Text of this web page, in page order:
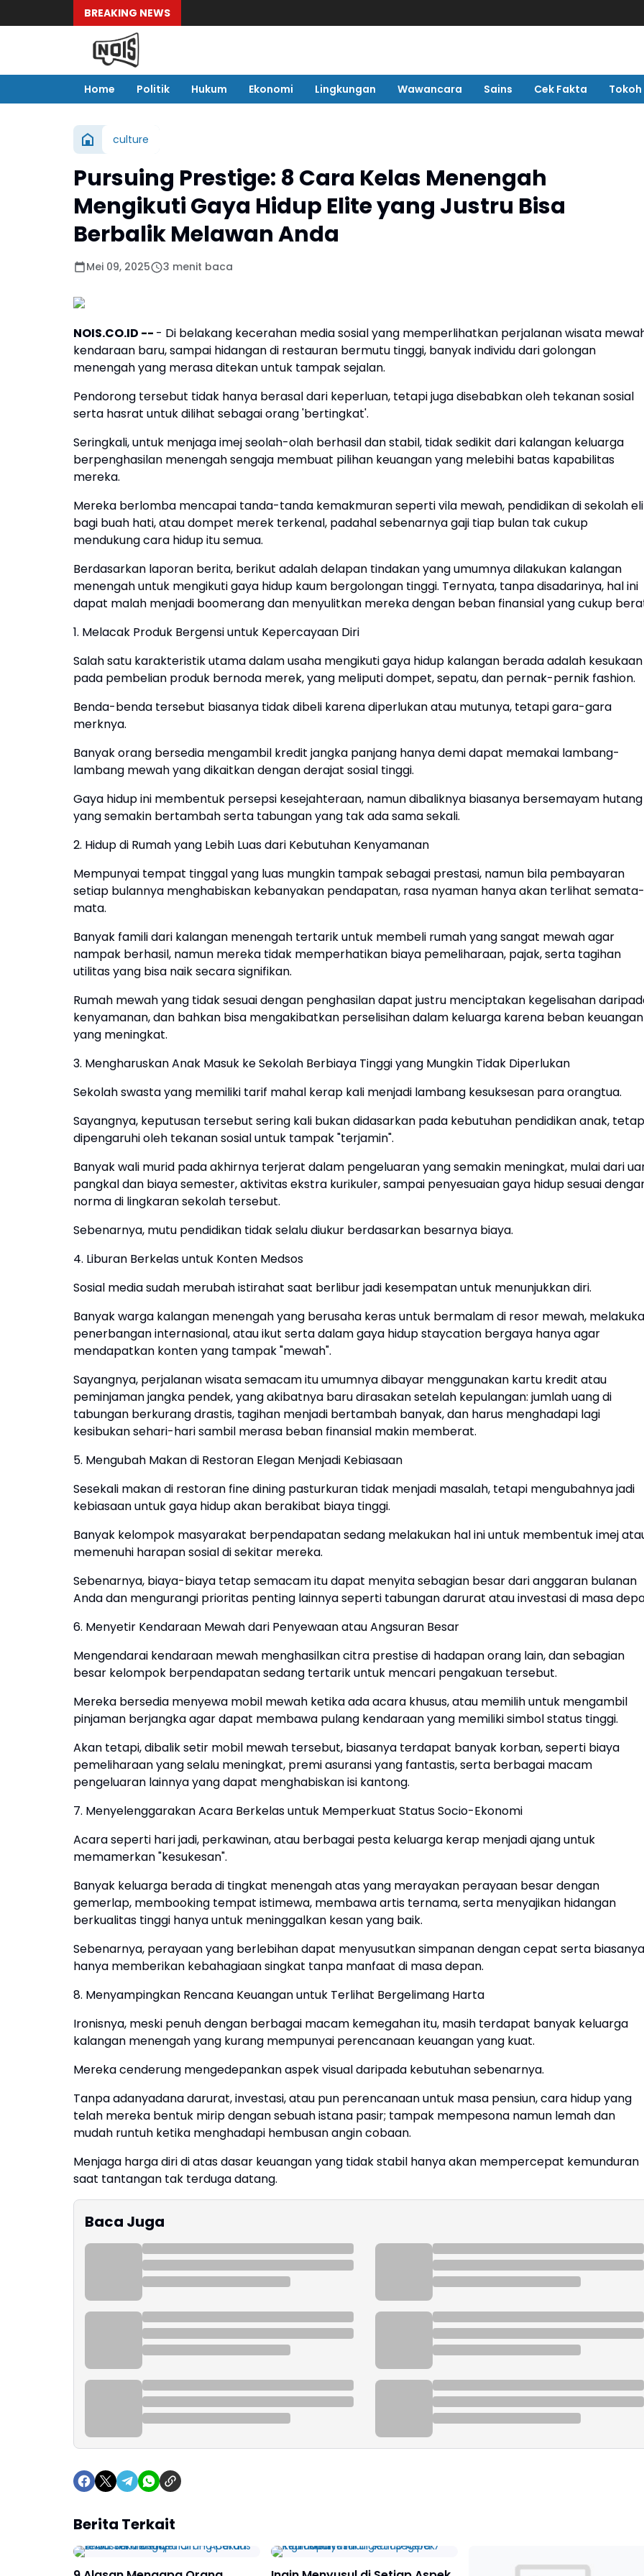
BREAKING NEWS
Home Politik Hukum Ekonomi Lingkungan Wawancara Sains Cek Fakta Tokoh
culture
Pursuing Prestige: 8 Cara Kelas Menengah
Mengikuti Gaya Hidup Elite yang Justru Bisa
Berbalik Melawan Anda
Mei 09, 2025 3 menit baca
NOIS.CO.ID -- - Di belakang kecerahan media sosial yang memperlihatkan perjalanan wisata
kendaraan baru, sampai hidangan di restauran bermutu tinggi, banyak individu dari golongan
menengah yang merasa ditekan untuk tampak sejalan.
Pendorong tersebut tidak hanya berasal dari keperluan, tetapi juga disebabkan oleh tekanan sosial
serta hasrat untuk dilihat sebagai orang 'bertingkat'.
Seringkali, untuk menjaga imej seolah-olah berhasil dan stabil, tidak sedikit dari kalangan keluarga
berpenghasilan menengah sengaja membuat pilihan keuangan yang melebihi batas kapabilitas
mereka.
Mereka berlomba mencapai tanda-tanda kemakmuran seperti vila mewah, pendidikan di sekolah
bagi buah hati, atau dompet merek terkenal, padahal sebenarnya gaji tiap bulan tak cukup
mendukung cara hidup itu semua.
Berdasarkan laporan berita, berikut adalah delapan tindakan yang umumnya dilakukan kalangan
menengah untuk mengikuti gaya hidup kaum bergolongan tinggi. Ternyata, tanpa disadarinya, hal ini
dapat malah menjadi boomerang dan menyulitkan mereka dengan beban finansial yang cukup
1. Melacak Produk Bergensi untuk Kepercayaan Diri
Salah satu karakteristik utama dalam usaha mengikuti gaya hidup kalangan berada adalah kesukaan
pada pembelian produk bernoda merek, yang meliputi dompet, sepatu, dan pernak-pernik fashion.
Benda-benda tersebut biasanya tidak dibeli karena diperlukan atau mutunya, tetapi gara-gara
merknya.
Banyak orang bersedia mengambil kredit jangka panjang hanya demi dapat memakai lambang-
lambang mewah yang dikaitkan dengan derajat sosial tinggi.
Gaya hidup ini membentuk persepsi kesejahteraan, namun dibaliknya biasanya bersemayam hutang
yang semakin bertambah serta tabungan yang tak ada sama sekali.
2. Hidup di Rumah yang Lebih Luas dari Kebutuhan Kenyamanan
Mempunyai tempat tinggal yang luas mungkin tampak sebagai prestasi, namun bila pembayaran
setiap bulannya menghabiskan kebanyakan pendapatan, rasa nyaman hanya akan terlihat semata-
mata.
Banyak famili dari kalangan menengah tertarik untuk membeli rumah yang sangat mewah agar
nampak berhasil, namun mereka tidak memperhatikan biaya pemeliharaan, pajak, serta tagihan
utilitas yang bisa naik secara signifikan.
Rumah mewah yang tidak sesuai dengan penghasilan dapat justru menciptakan kegelisahan
kenyamanan, dan bahkan bisa mengakibatkan perselisihan dalam keluarga karena beban keuangan
yang meningkat.
3. Mengharuskan Anak Masuk ke Sekolah Berbiaya Tinggi yang Mungkin Tidak Diperlukan
Sekolah swasta yang memiliki tarif mahal kerap kali menjadi lambang kesuksesan para orangtua.
Sayangnya, keputusan tersebut sering kali bukan didasarkan pada kebutuhan pendidikan anak,
dipengaruhi oleh tekanan sosial untuk tampak "terjamin".
Banyak wali murid pada akhirnya terjerat dalam pengeluaran yang semakin meningkat, mulai dari
pangkal dan biaya semester, aktivitas ekstra kurikuler, sampai penyesuaian gaya hidup sesuai
norma di lingkaran sekolah tersebut.
Sebenarnya, mutu pendidikan tidak selalu diukur berdasarkan besarnya biaya.
4. Liburan Berkelas untuk Konten Medsos
Sosial media sudah merubah istirahat saat berlibur jadi kesempatan untuk menunjukkan diri.
Banyak warga kalangan menengah yang berusaha keras untuk bermalam di resor mewah,
penerbangan internasional, atau ikut serta dalam gaya hidup staycation bergaya hanya agar
mendapatkan konten yang tampak "mewah".
Sayangnya, perjalanan wisata semacam itu umumnya dibayar menggunakan kartu kredit atau
peminjaman jangka pendek, yang akibatnya baru dirasakan setelah kepulangan: jumlah uang di
tabungan berkurang drastis, tagihan menjadi bertambah banyak, dan harus menghadapi lagi
kesibukan sehari-hari sambil merasa beban finansial makin memberat.
5. Mengubah Makan di Restoran Elegan Menjadi Kebiasaan
Sesekali makan di restoran fine dining pasturkuran tidak menjadi masalah, tetapi mengubahnya jadi
kebiasaan untuk gaya hidup akan berakibat biaya tinggi.
Banyak kelompok masyarakat berpendapatan sedang melakukan hal ini untuk membentuk imej
memenuhi harapan sosial di sekitar mereka.
Sebenarnya, biaya-biaya tetap semacam itu dapat menyita sebagian besar dari anggaran bulanan
Anda dan mengurangi prioritas penting lainnya seperti tabungan darurat atau investasi di masa
6. Menyetir Kendaraan Mewah dari Penyewaan atau Angsuran Besar
Mengendarai kendaraan mewah menghasilkan citra prestise di hadapan orang lain, dan sebagian
besar kelompok berpendapatan sedang tertarik untuk mencari pengakuan tersebut.
Mereka bersedia menyewa mobil mewah ketika ada acara khusus, atau memilih untuk mengambil
pinjaman berjangka agar dapat membawa pulang kendaraan yang memiliki simbol status tinggi.
Akan tetapi, dibalik setir mobil mewah tersebut, biasanya terdapat banyak korban, seperti biaya
pemeliharaan yang selalu meningkat, premi asuransi yang fantastis, serta berbagai macam
pengeluaran lainnya yang dapat menghabiskan isi kantong.
7. Menyelenggarakan Acara Berkelas untuk Memperkuat Status Socio-Ekonomi
Acara seperti hari jadi, perkawinan, atau berbagai pesta keluarga kerap menjadi ajang untuk
memamerkan "kesukesan".
Banyak keluarga berada di tingkat menengah atas yang merayakan perayaan besar dengan
gemerlap, membooking tempat istimewa, membawa artis ternama, serta menyajikan hidangan
berkualitas tinggi hanya untuk meninggalkan kesan yang baik.
Sebenarnya, perayaan yang berlebihan dapat menyusutkan simpanan dengan cepat serta biasanya
hanya memberikan kebahagiaan singkat tanpa manfaat di masa depan.
8. Menyampingkan Rencana Keuangan untuk Terlihat Bergelimang Harta
Ironisnya, meski penuh dengan berbagai macam kemegahan itu, masih terdapat banyak keluarga
kalangan menengah yang kurang mempunyai perencanaan keuangan yang kuat.
Mereka cenderung mengedepankan aspek visual daripada kebutuhan sebenarnya.
Tanpa adanyadana darurat, investasi, atau pun perencanaan untuk masa pensiun, cara hidup yang
telah mereka bentuk mirip dengan sebuah istana pasir; tampak mempesona namun lemah dan
mudah runtuh ketika menghadapi hembusan angin cobaan.
Menjaga harga diri di atas dasar keuangan yang tidak stabil hanya akan mempercepat kemunduran
saat tantangan tak terduga datang.
Baca Juga
Berita Terkait